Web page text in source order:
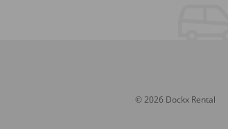
© 2026 Dockx Rental